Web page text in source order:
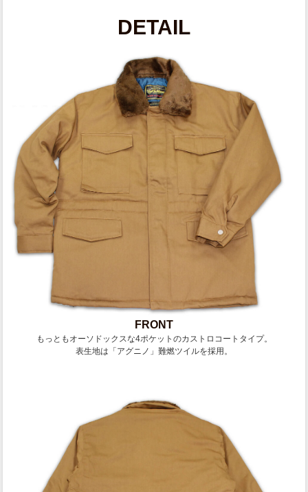
DETAIL
FRONT
もっともオーソドックスな4ポケットのカストロコートタイプ。
表生地は「アグニノ」難燃ツイルを採用。